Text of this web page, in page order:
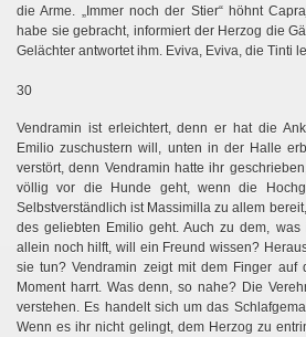
die Arme. „Immer noch der Stier“ höhnt
habe sie gebracht, informiert der Herzog die
Gelächter antwortet ihm. Eviva, Eviva, die Tinti
30
Vendramin ist erleichtert, denn er hat die
Emilio zuschustern will, unten in der Halle
verstört, denn Vendramin hatte ihr
völlig vor die Hunde geht, wenn die
Selbstverständlich ist Massimilla zu allem
des geliebten Emilio geht. Auch zu dem,
allein noch hilft, will ein Freund wissen?
sie tun? Vendramin zeigt mit dem Finger auf
Moment harrt. Was denn, so nahe? Die
verstehen. Es handelt sich um das
Wenn es ihr nicht gelingt, dem Herzog zu